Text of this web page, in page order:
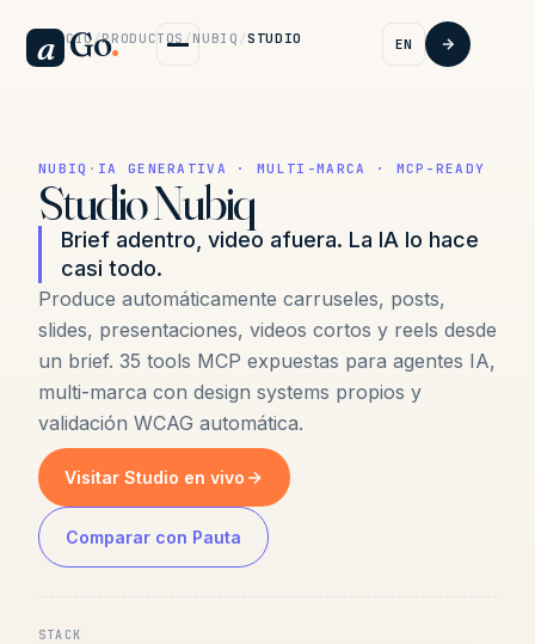
a Go. EN
INICIO /PRODUCTOS / NUBIQ /STUDIO
NUBIQ · IA GENERATIVA · MULTI-MARCA · MCP-READY
Studio Nubiq
Brief adentro, video afuera. La IA lo hace
casi todo.
Produce automáticamente carruseles, posts,
slides, presentaciones, videos cortos y reels desde
un brief. 35 tools MCP expuestas para agentes IA,
multi-marca con design systems propios y
validación WCAG automática.
Visitar Studio en vivo
Comparar con Pauta
STACK